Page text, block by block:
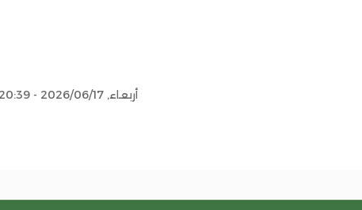
أربعاء, 2026/06/17 - 20:39